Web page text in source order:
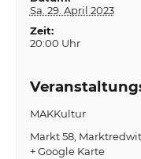
Sa. 29. April 2023
Zeit:
20:00 Uhr
MAKKultur
Markt 58
+ Google Karte